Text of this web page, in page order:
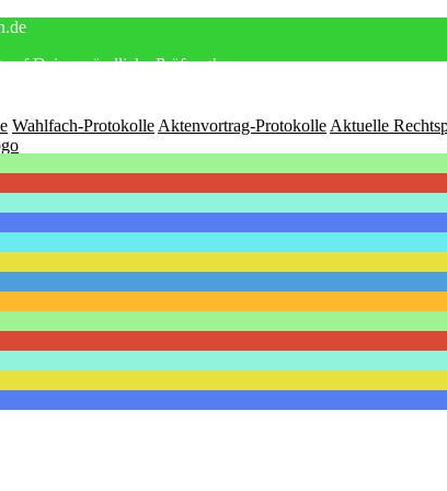
auf Deine mündliche Prüfung!
Wahlfach-Protokolle Aktenvortrag-Protokolle Aktuelle